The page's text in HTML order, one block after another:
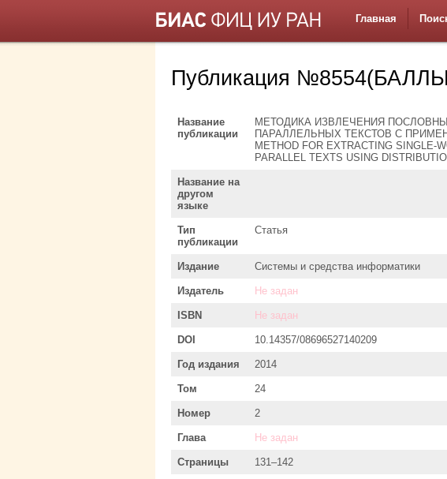
Главная
Публикация
Название
публикации
МЕТОДИКА ИЗВЛЕЧЕНИЯ
ПАРАЛЛЕЛЬНЫХ ТЕКСТОВ С
METHOD FOR EXTRACTING SINGLE-
PARALLEL TEXTS USING
Название на
другом
языке
Тип
публикации
Статья
Издание Системы и средства информатики
Издатель Не задан
ISBN Не задан
DOI 10.14357/08696527140209
Год издания 2014
Том 24
Номер 2
Глава Не задан
Страницы 131–142